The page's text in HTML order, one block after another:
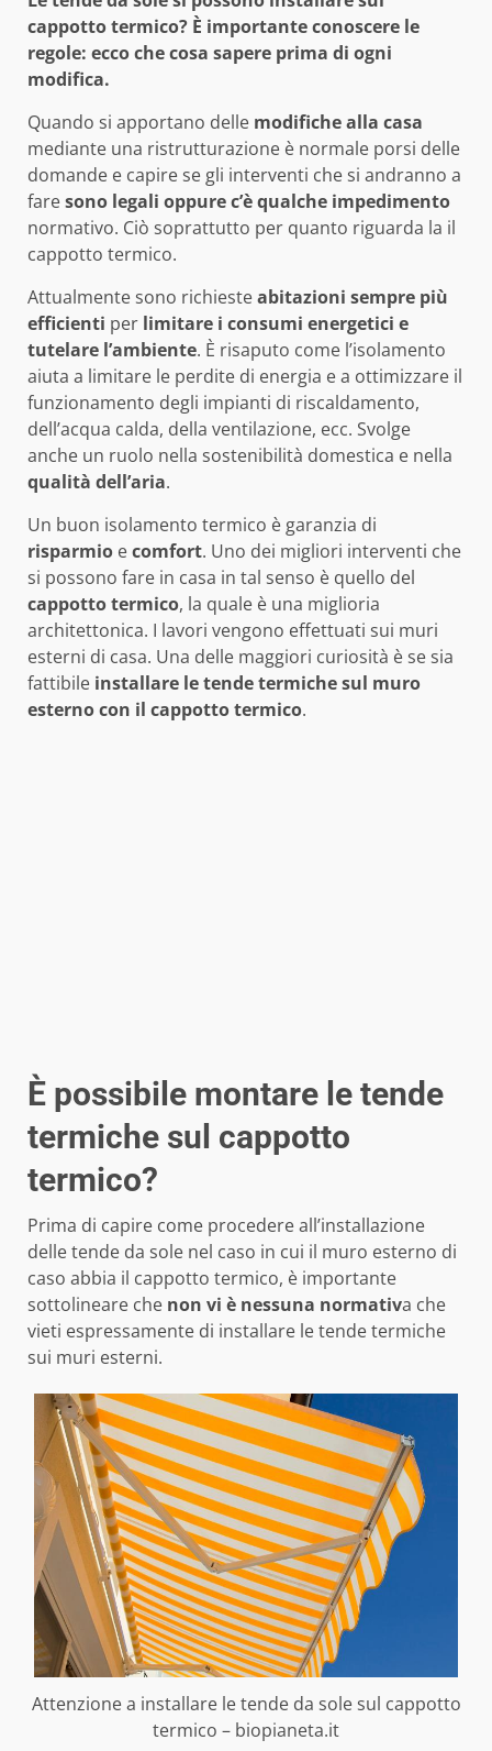
cappotto termico? È importante conoscere le
regole: ecco che cosa sapere prima di ogni
modifica.
Quando si apportano delle modifiche alla casa
mediante una ristrutturazione è normale porsi delle
domande e capire se gli interventi che si andranno a
faresono legali oppure c’è qualche impedimento
normativo. Ciò soprattutto per quanto riguarda la il
cappotto termico.
Attualmente sono richiesteabitazioni sempre più
efficienti per limitare i consumi energetici e
tutelare l’ambiente. È risaputo come l’isolamento
aiuta a limitare le perdite di energia e a ottimizzare il
funzionamento degli impianti di riscaldamento,
dell’acqua calda, della ventilazione, ecc. Svolge
anche un ruolo nella sostenibilità domestica e nella
qualità dell’aria.
Un buon isolamento termico è garanzia di
risparmio ecomfort. Uno dei migliori interventi che
si possono fare in casa in tal senso è quello del
cappotto termico, la quale è una miglioria
architettonica. I lavori vengono effettuati sui muri
esterni di casa. Una delle maggiori curiosità è se sia
fattibile installare le tende termiche sul muro
esterno con il cappotto termico.
È possibile montare le tende
termiche sul cappotto
termico?
Prima di capire come procedere all’installazione
delle tende da sole nel caso in cui il muro esterno di
caso abbia il cappotto termico, è importante
sottolineare che non vi è nessuna normativa che
vieti espressamente di installare le tende termiche
sui muri esterni.
Attenzione a installare le tende da sole sul cappotto
termico – biopianeta.it